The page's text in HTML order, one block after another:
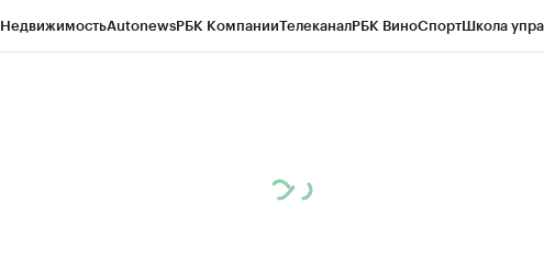
НедвижимостьAutonewsРБК КомпанииТелеканалРБК ВиноСпортШкола